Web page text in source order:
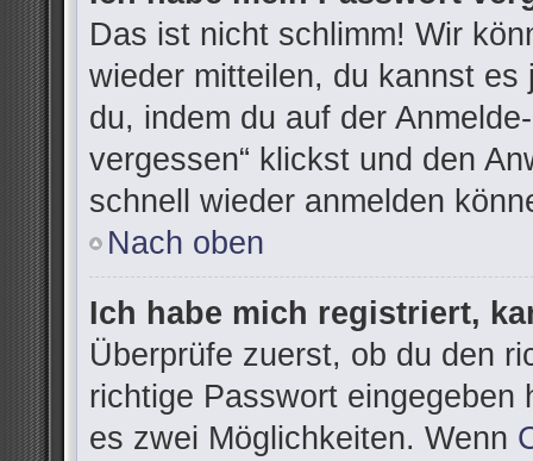
Das ist nicht schlimm! Wir
wieder mitteilen, du kannst
du, indem du auf der
vergessen“ klickst und den
schnell wieder anmelden
Nach oben
Ich habe mich registriert,
Überprüfe zuerst, ob du den
richtige Passwort eingegeben
es zwei Möglichkeiten. Wenn